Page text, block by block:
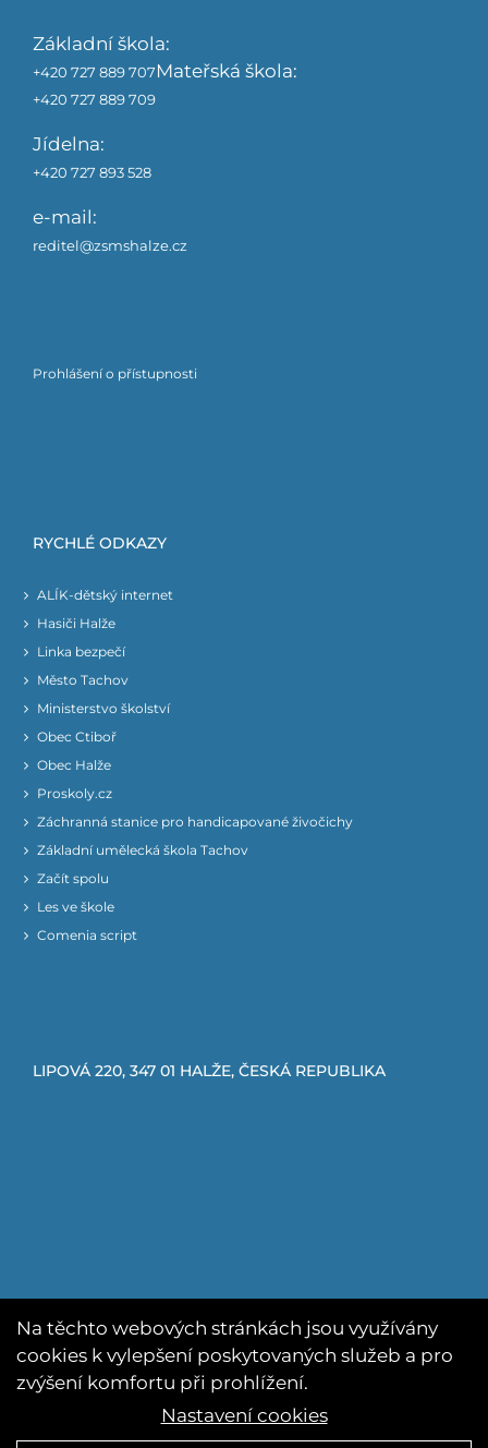
Základní škola:
+420 727 889 707Mateřská škola:
+420 727 889 709
Jídelna:
+420 727 893 528
e-mail:
reditel@zsmshalze.cz
Prohlášení o přístupnosti
RYCHLÉ ODKAZY
ALÍK-dětský internet
Hasiči Halže
Linka bezpečí
Město Tachov
Ministerstvo školství
Obec Ctiboř
Obec Halže
Proskoly.cz
Záchranná stanice pro handicapované živočichy
Základní umělecká škola Tachov
Začít spolu
Les ve škole
Comenia script
LIPOVÁ 220, 347 01 HALŽE, ČESKÁ REPUBLIKA
Na těchto webových stránkách jsou využívány
cookies k vylepšení poskytovaných služeb a pro
zvýšení komfortu při prohlížení.
Nastavení cookies